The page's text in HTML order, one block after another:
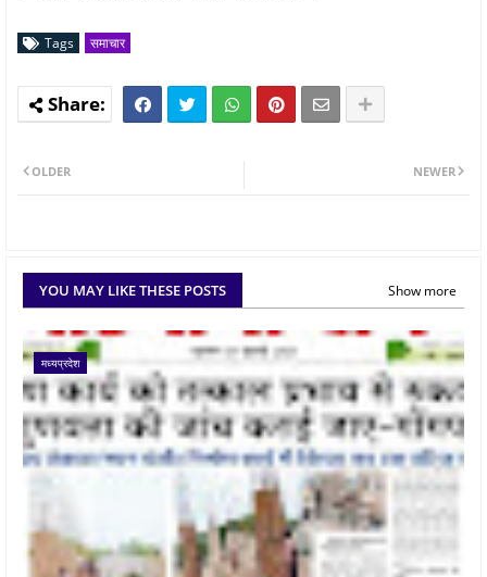
Tags समाचार
NEWER
OLDER
YOU MAY LIKE THESE POSTS Show more
मध्यप्रदेश